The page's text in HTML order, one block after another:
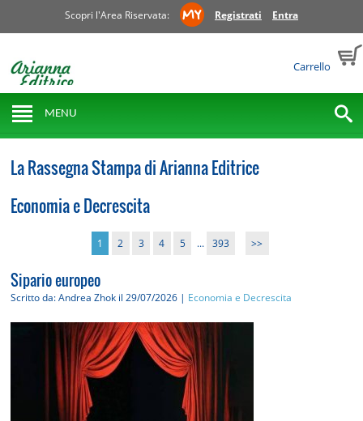
Scopri l'Area Riservata: Registrati Entra
Carrello
MENU
La Rassegna Stampa di Arianna Editrice
Economia e Decrescita
1 2 3 4 5 ... 393 >>
Sipario europeo
Scritto da: Andrea Zhok il 29/07/2026 | Economia e Decrescita